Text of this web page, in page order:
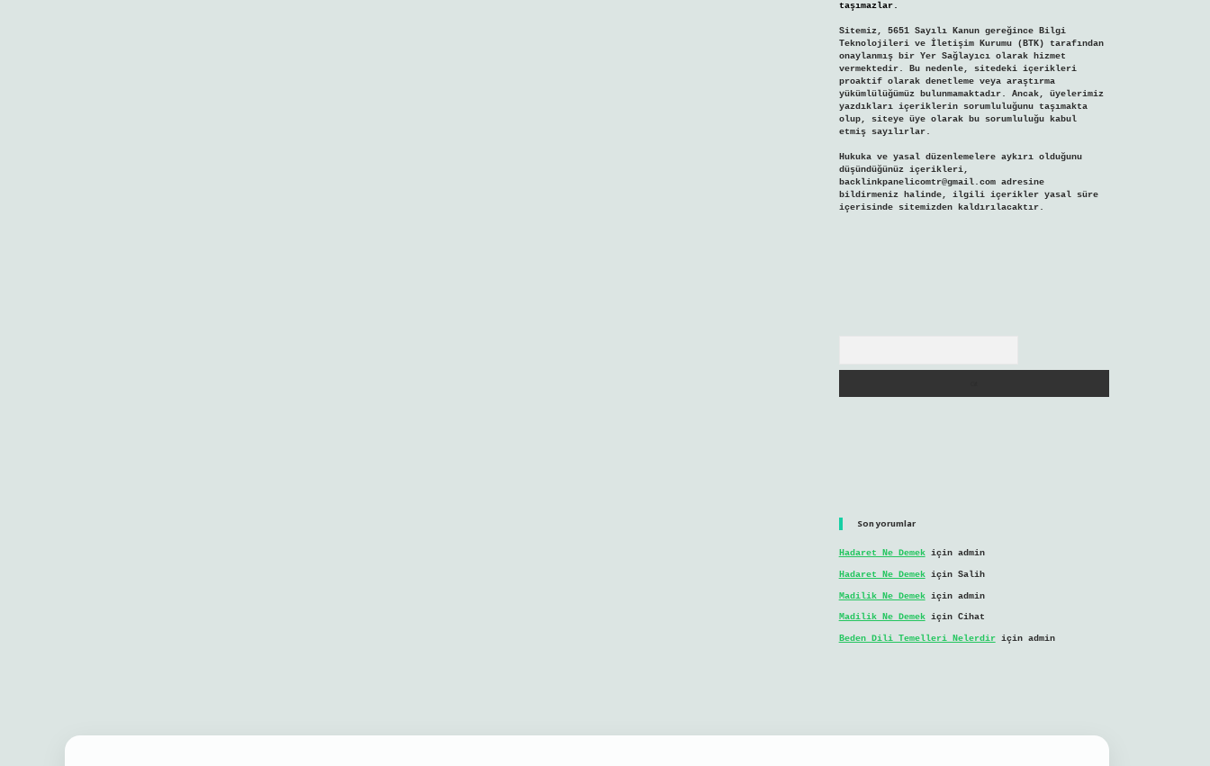
taşımazlar.
Sitemiz, 5651 Sayılı Kanun gereğince Bilgi
Teknolojileri ve İletişim Kurumu (BTK) tarafından
onaylanmış bir Yer Sağlayıcı olarak hizmet
vermektedir. Bu nedenle, sitedeki içerikleri
proaktif olarak denetleme veya araştırma
yükümlülüğümüz bulunmamaktadır. Ancak, üyelerimiz
yazdıkları içeriklerin sorumluluğunu taşımakta
olup, siteye üye olarak bu sorumluluğu kabul
etmiş sayılırlar.
Hukuka ve yasal düzenlemelere aykırı olduğunu
düşündüğünüz içerikleri,
backlinkpanelicomtr@gmail.comadresine
bildirmeniz halinde, ilgili içerikler yasal süre
içerisinde sitemizden kaldırılacaktır.
Son yorumlar
Hadaret Ne Demekiçin admin
Hadaret Ne Demekiçin Salih
Madilik Ne Demekiçin admin
Madilik Ne Demekiçin Cihat
Beden Dili Temelleri Nelerdiriçin admin